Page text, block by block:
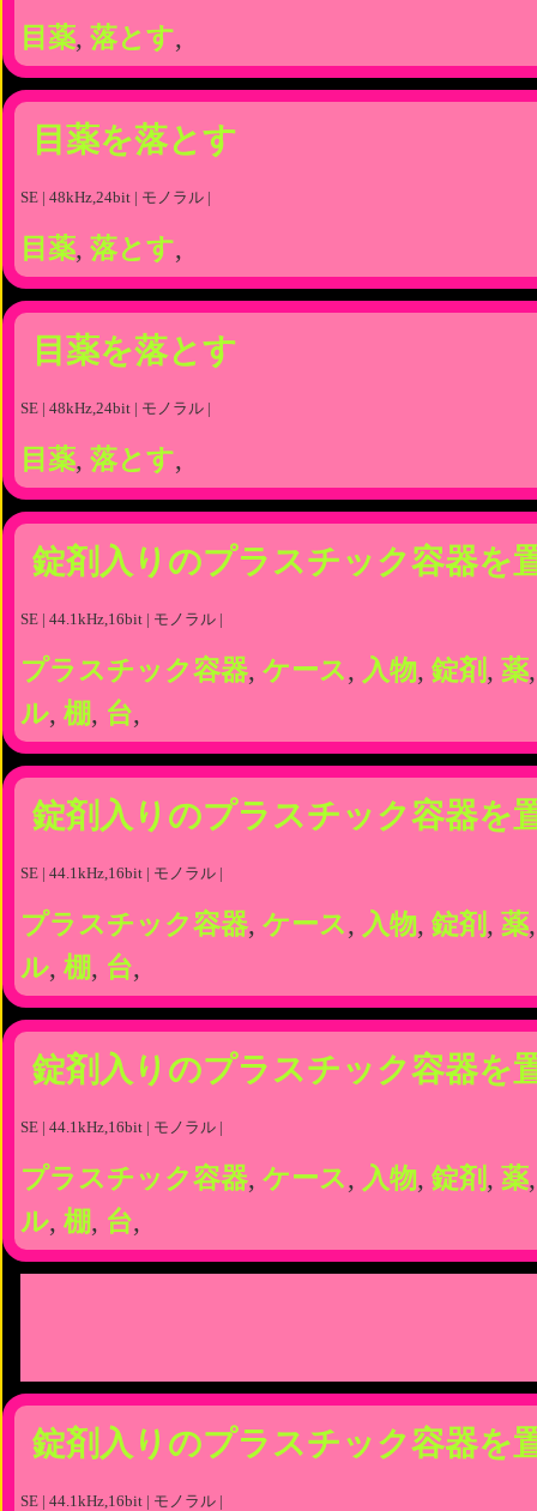
目薬, 落とす,
目薬を落とす
SE | 48kHz,24bit | モノラル |
目薬, 落とす,
目薬を落とす
SE | 48kHz,24bit | モノラル |
目薬, 落とす,
錠剤入りのプラスチック容器を
SE | 44.1kHz,16bit | モノラル |
プラスチック容器, ケース, 入物, 錠剤 , 薬
ル, 棚, 台,
錠剤入りのプラスチック容器を
SE | 44.1kHz,16bit | モノラル |
プラスチック容器, ケース, 入物, 錠剤 , 薬
ル, 棚, 台,
錠剤入りのプラスチック容器を
SE | 44.1kHz,16bit | モノラル |
プラスチック容器, ケース, 入物, 錠剤 , 薬
ル, 棚, 台,
錠剤入りのプラスチック容器を
SE | 44.1kHz,16bit | モノラル |